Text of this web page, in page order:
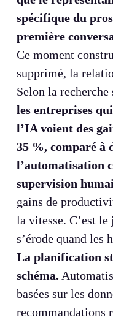
spécifique du
première
Ce moment
supprimé, la
Selon la
les entreprises
l’IA voient des
35 %, comparé à
l’automatisation
supervision
gains de
la vitesse. C’est
s’érode quand les
La planification
schéma.
basées sur les
recommandations